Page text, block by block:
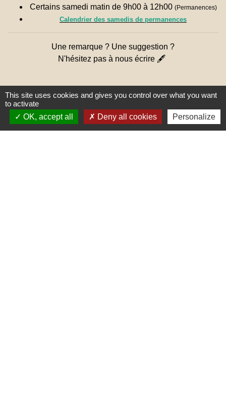
Certains samedi matin de 9h00 à 12h00 (Permanences)
Calendrier des samedis de permanences
Une remarque ? Une suggestion ?
N'hésitez pas à nous écrire 🖋
This site uses cookies and gives you control over what you want
to activate
OK, accept all
Deny all cookies Personalize